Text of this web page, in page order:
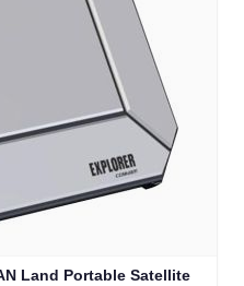
Land Portable Satellite